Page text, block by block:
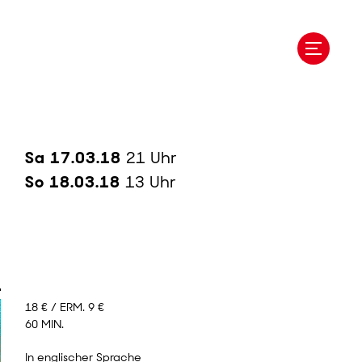
Sa 17.03.18 21 Uhr
So 18.03.18 13 Uhr
18 € / ERM. 9 €
60 MIN.
In englischer Sprache